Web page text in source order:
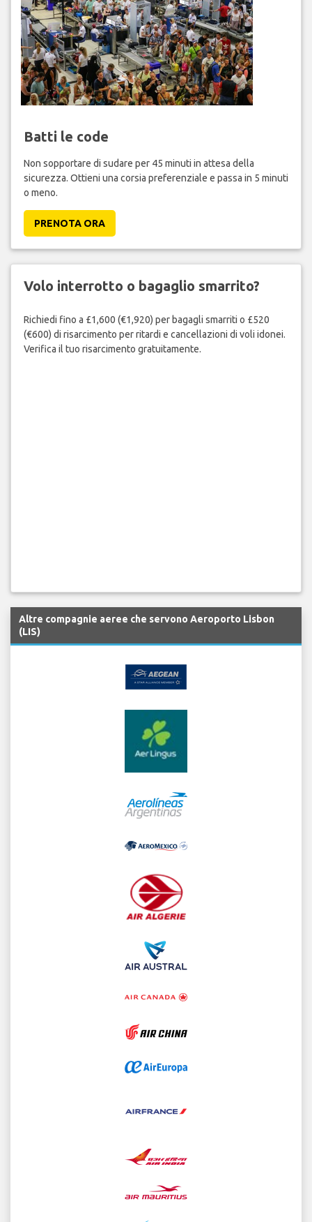
Batti le code
Non sopportare di sudare per 45 minuti in attesa della
sicurezza. Ottieni una corsia preferenziale e passa in 5 minuti
o meno.
PRENOTA ORA
Volo interrotto o bagaglio smarrito?
Richiedi fino a £1,600 (€1,920) per bagagli smarriti o £520
(€600) di risarcimento per ritardi e cancellazioni di voli idonei.
Verifica il tuo risarcimento gratuitamente.
Altre compagnie aeree che servono Aeroporto Lisbon
(LIS)